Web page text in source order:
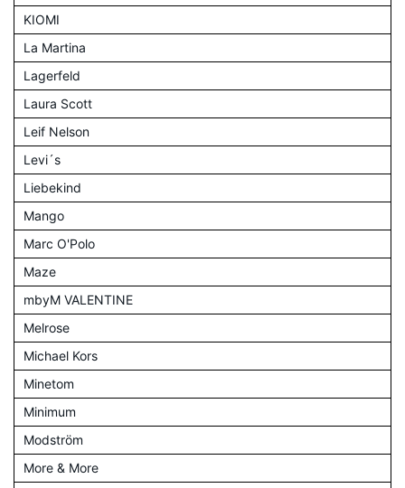
KIOMI
La Martina
Lagerfeld
Laura Scott
Leif Nelson
Levi´s
Liebekind
Mango
Marc O'Polo
Maze
mbyM VALENTINE
Melrose
Michael Kors
Minetom
Minimum
Modström
More & More